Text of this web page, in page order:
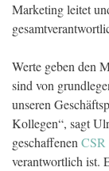
Marketing leitet
Werte geben den
sind von
unseren
Kollegen“, sagt
geschaffenen
verantwortlich ist.